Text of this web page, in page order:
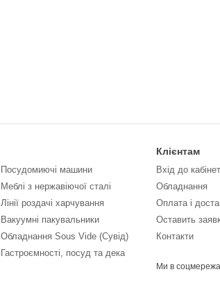
Посудомиючі машини
Меблі з нержавіючої сталі
Лінії роздачі харчування
Вакуумні пакувальники
Обладнання Sous Vide (Сувід)
Гастроємності, посуд та дека
Клієнтам
Вхід до
Обладнання
Оплата і
Оставить
Контакти
Ми в